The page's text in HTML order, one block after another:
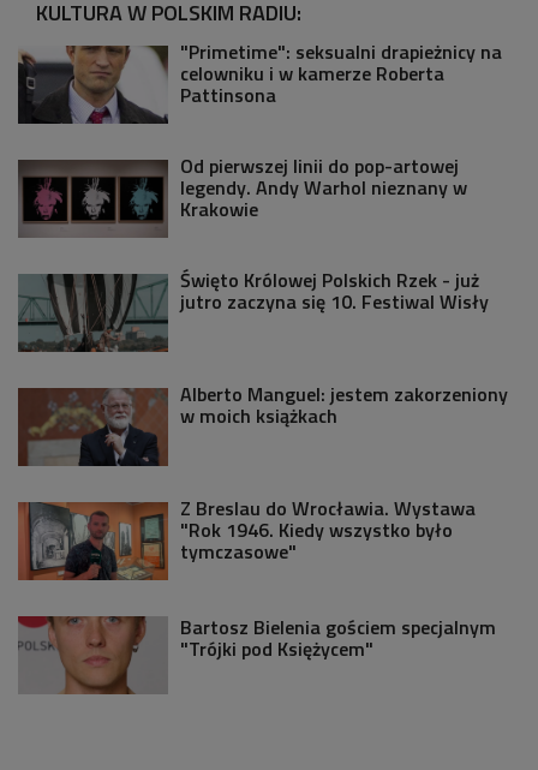
KULTURA W POLSKIM RADIU:
"Primetime": seksualni drapieżnicy na
celowniku i w kamerze Roberta
Pattinsona
Od pierwszej linii do pop-artowej
legendy. Andy Warhol nieznany w
Krakowie
Święto Królowej Polskich Rzek - już
jutro zaczyna się 10. Festiwal Wisły
Alberto Manguel: jestem zakorzeniony
w moich książkach
Z Breslau do Wrocławia. Wystawa
"Rok 1946. Kiedy wszystko było
tymczasowe"
Bartosz Bielenia gościem specjalnym
"Trójki pod Księżycem"